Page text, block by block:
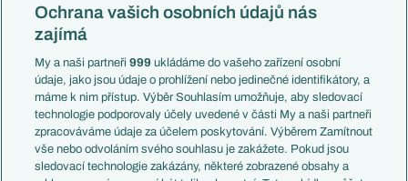
Mistrovství světa
Liga národů
Témata
Představení týmů MS
EuroSkauting
PL v kostce
Evropské koeficienty
Přestupy
Česko
Francie
Itálie
Německo
Španělsko
Argentina
Brazílie
Ochrana vašich osobních údajů nás
zajímá
My a naši partneři999 ukládáme do vašeho zařízení osobní
údaje, jako jsou údaje o prohlížení nebo jedinečné identifikátory, a
máme k nim přístup. Výběr Souhlasím umožňuje, aby sledovací
technologie podporovaly účely uvedené v části My a naši partneři
zpracováváme údaje za účelem poskytování. Výběrem Zamítnout
vše nebo odvoláním svého souhlasu je zakážete. Pokud jsou
sledovací technologie zakázány, některé zobrazené obsahy a